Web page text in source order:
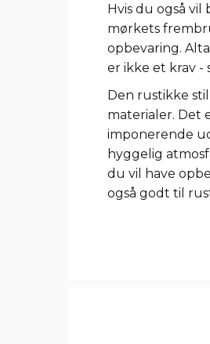
Hvis du også
mørkets
opbevaring.
er ikke et krav
Den rustikke
materialer. Det
imponerende
hyggelig
du vil have
også godt til